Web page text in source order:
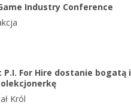
Industry Conference
P.I. For Hire dostanie bogatą i
Król